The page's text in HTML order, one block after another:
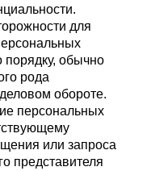
для
порядку, обычно
рода
обороте.
персональных
или запроса
представителя